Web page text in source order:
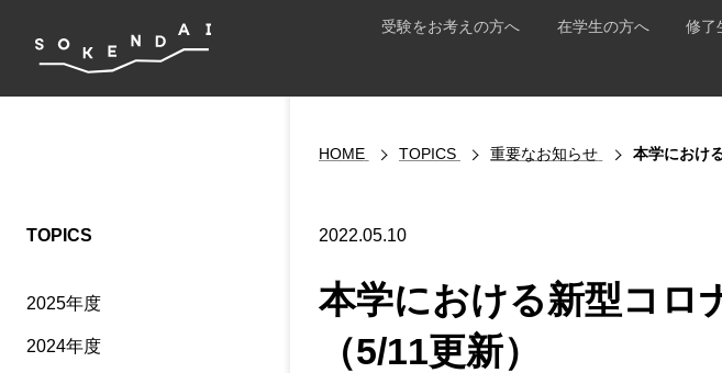
受験をお考えの方へ 在学生の方へ 修了
HOME TOPICS 重要なお知らせ 本学におけ
2022.05.10
本学における新型コロ
（5/11更新）
TOPICS
2025年度
2024年度